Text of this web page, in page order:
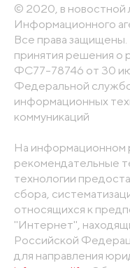
© 2020, в новостной
Информационного
Все права
принятия решения
ФС77-78746 от 30
Федеральной
информационных
коммуникаций
На информационном
рекомендательные
технологии
сбора,
относящихся к
"Интернет",
Российской
для направления